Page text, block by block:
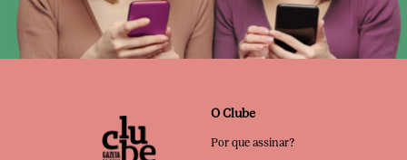
O Clube
Por que assinar?